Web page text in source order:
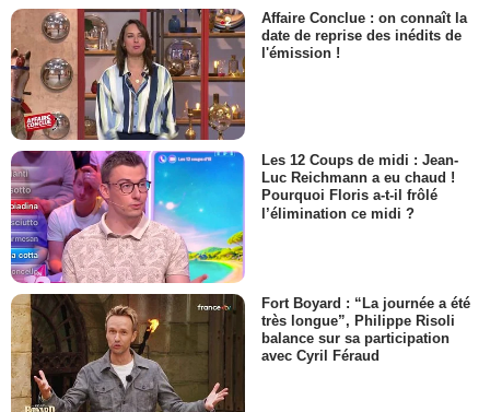
Affaire Conclue : on connaît la
date de reprise des inédits de
l'émission !
Les 12 Coups de midi : Jean-
Luc Reichmann a eu chaud !
Pourquoi Floris a-t-il frôlé
l’élimination ce midi ?
Fort Boyard : “La journée a été
très longue”, Philippe Risoli
balance sur sa participation
avec Cyril Féraud